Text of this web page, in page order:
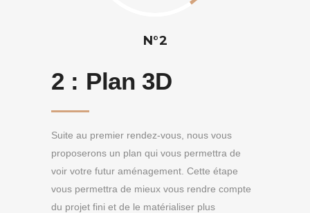
N°2
2 : Plan 3D
Suite au premier rendez-vous, nous vous
proposerons un plan qui vous permettra de
voir votre futur aménagement. Cette étape
vous permettra de mieux vous rendre compte
du projet fini et de le matérialiser plus